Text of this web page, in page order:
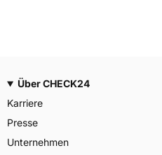
Über CHECK24
Karriere
Presse
Unternehmen